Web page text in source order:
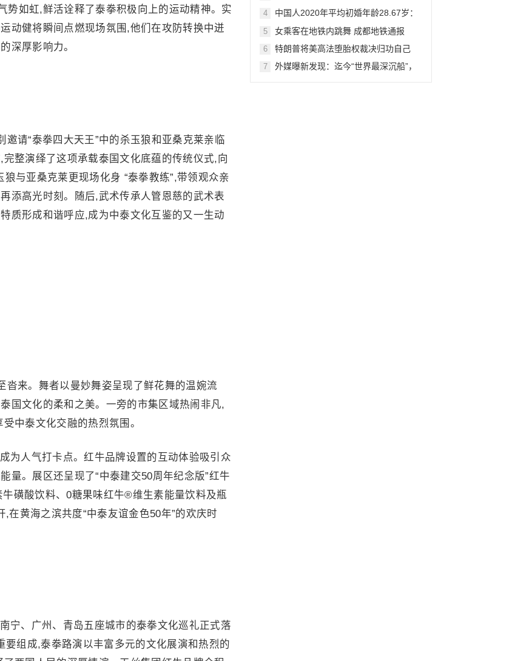
势如虹,鲜活诠释了泰拳积极向上的运动精神。实
动健将瞬间点燃现场氛围,他们在攻防转换中迸
深厚影响力。
请“泰拳四大天王”中的杀玉狼和亚桑克莱亲临
整演绎了这项承载泰国文化底蕴的传统仪式,向
与亚桑克莱更现场化身 “泰拳教练”,带领观众亲
添高光时刻。随后,武术传承人管恩慈的武术表
质形成和谐呼应,成为中泰文化互鉴的又一生动
来。舞者以曼妙舞姿呈现了鲜花舞的温婉流
国文化的柔和之美。一旁的市集区域热闹非凡,
中泰文化交融的热烈氛围。
为人气打卡点。红牛品牌设置的互动体验吸引众
量。展区还呈现了“中泰建交50周年纪念版”红牛
磺酸饮料、0糖果味红牛®维生素能量饮料及瓶
在黄海之滨共度“中泰友谊金色50年”的欢庆时
宁、广州、青岛五座城市的泰拳文化巡礼正式落
要组成,泰拳路演以丰富多元的文化展演和热烈的
4
中国人2020年平均初婚年龄28.67岁：
5 女乘客在地铁内跳舞 成都地铁通报
6 特朗普将美高法堕胎权裁决归功自己
7
外媒曝新发现：迄今“世界最深沉船”，